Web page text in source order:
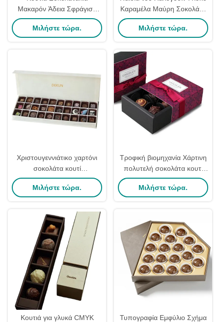
Μακαρόν Άδεια Σφράγιση
Προσαρμοσμένη
Σοκολατένια Κουτιά Αγίου
Μιλήστε τώρα.
Καραμέλα Μαύρη Σοκολάτα
Κουτί δώρων Κουτιά
Τρούφας Χονδρική
Μιλήστε τώρα.
Χριστουγεννιάτικο χαρτόνι
σοκολάτα κουτί
ανακυκλώσιμο μαγνητικό
κλείδωμα Custom
Μιλήστε τώρα.
Τροφική βιομηχανία Χάρτινη
πολυτελή σοκολάτα κουτί
δώρο για την τελική
συσκευασία
Μιλήστε τώρα.
Κουτιά για γλυκά CMYK
Τυπογραφία Εμφύλιο Σχήμα